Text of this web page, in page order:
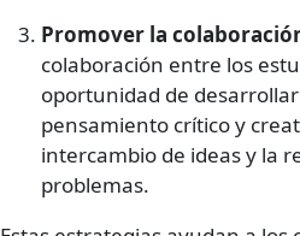
Promover la
colaboración entre los
oportunidad de
pensamiento crítico y
intercambio de ideas y la
problemas.